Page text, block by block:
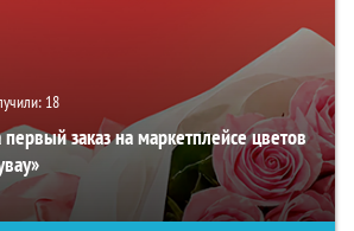
18
заказ на маркетплейсе цветов